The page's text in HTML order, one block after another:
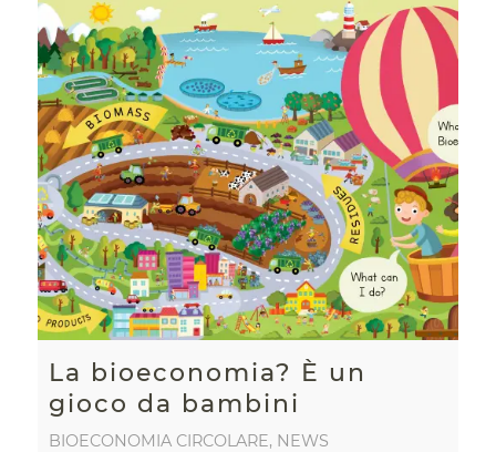
La bioeconomia? È un
gioco da bambini
BIOECONOMIA CIRCOLARE, NEWS